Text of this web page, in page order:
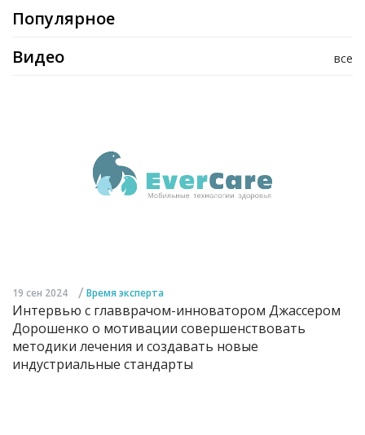
Популярное
все
Видео
19 сен 2024 / Время эксперта
Интервью с главврачом-инноватором Джассером
Дорошенко о мотивации совершенствовать
методики лечения и создавать новые
индустриальные стандарты